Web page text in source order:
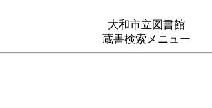
大和市立図書館
蔵書検索メニュー